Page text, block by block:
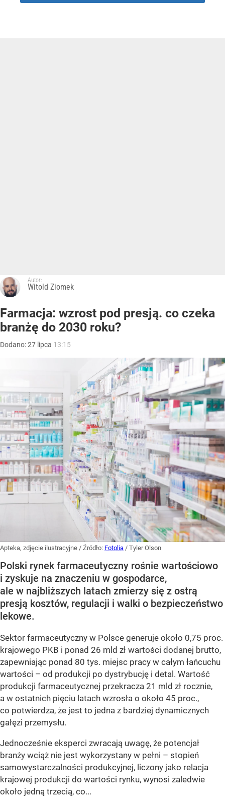
Autor:
Witold Ziomek
Farmacja: wzrost pod presją. co czeka
branżę do 2030 roku?
Dodano:27 lipca 13:15
Apteka, zdjęcie ilustracyjne / Źródło: Fotolia / Tyler Olson
Polski rynek farmaceutyczny rośnie wartościowo
i zyskuje na znaczeniu w gospodarce,
ale w najbliższych latach zmierzy się z ostrą
presją kosztów, regulacji i walki o bezpieczeństwo
lekowe.
Sektor farmaceutyczny w Polsce generuje około 0,75 proc.
krajowego PKB i ponad 26 mld zł wartości dodanej brutto,
zapewniając ponad 80 tys. miejsc pracy w całym łańcuchu
wartości – od produkcji po dystrybucję i detal. Wartość
produkcji farmaceutycznej przekracza 21 mld zł rocznie,
a w ostatnich pięciu latach wzrosła o około 45 proc.,
co potwierdza, że jest to jedna z bardziej dynamicznych
gałęzi przemysłu.
Jednocześnie eksperci zwracają uwagę, że potencjał
branży wciąż nie jest wykorzystany w pełni – stopień
samowystarczalności produkcyjnej, liczony jako relacja
krajowej produkcji do wartości rynku, wynosi zaledwie
około jedną trzecią, co...